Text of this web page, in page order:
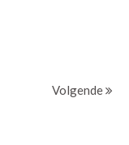
Volgende